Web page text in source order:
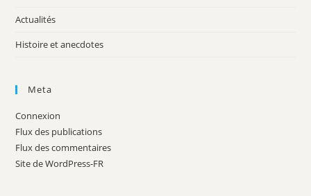
Actualités
Histoire et anecdotes
Meta
Connexion
Flux des publications
Flux des commentaires
Site de WordPress-FR